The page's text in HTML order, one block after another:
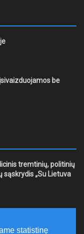
be
tremtinių, politinių
sąskrydis „Su Lietuva
tausoti aplinką
statistinę